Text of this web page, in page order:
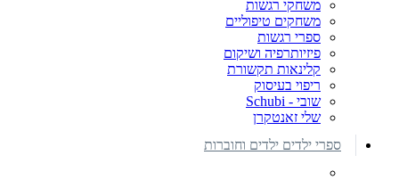
משחקי רגשות
משחקים טיפוליים
ספרי רגשות
פיזיותרפיה ושיקום
קלינאות תקשורת
ריפוי בעיסוק
שובי - Schubi
שלי זאנטקרן
ספרי ילדים ילדים וחוברות